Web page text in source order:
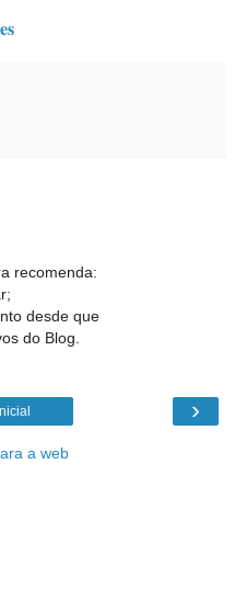
recomenda:
desde que
do Blog.
›
a web